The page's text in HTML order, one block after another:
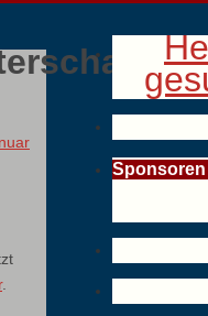
.
Sponsoren